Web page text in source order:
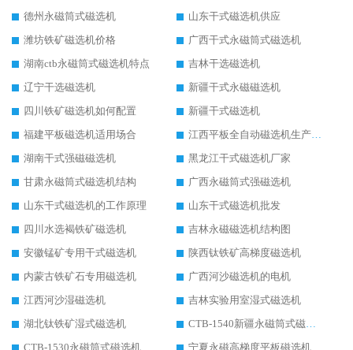
德州永磁筒式磁选机
山东干式磁选机供应
潍坊铁矿磁选机价格
广西干式永磁筒式磁选机
湖南ctb永磁筒式磁选机特点
吉林干选磁选机
辽宁干选磁选机
新疆干式永磁磁选机
四川铁矿磁选机如何配置
新疆干式磁选机
福建平板磁选机适用场合
江西平板全自动磁选机生产厂家
湖南干式强磁磁选机
黑龙江干式磁选机厂家
甘肃永磁筒式磁选机结构
广西永磁筒式强磁选机
山东干式磁选机的工作原理
山东干式磁选机批发
四川水选褐铁矿磁选机
吉林永磁磁选机结构图
安徽锰矿专用干式磁选机
陕西钛铁矿高梯度磁选机
内蒙古铁矿石专用磁选机
广西河沙磁选机的电机
江西河沙湿磁选机
吉林实验用室湿式磁选机
湖北钛铁矿湿式磁选机
CTB-1540新疆永磁筒式磁选机
宁夏永磁高梯度平板磁选机